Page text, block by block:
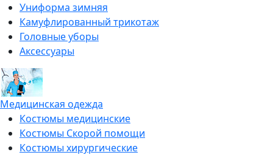
Униформа зимняя
Камуфлированный трикотаж
Головные уборы
Аксессуары
Медицинская одежда
Костюмы медицинские
Костюмы Скорой помощи
Костюмы хирургические